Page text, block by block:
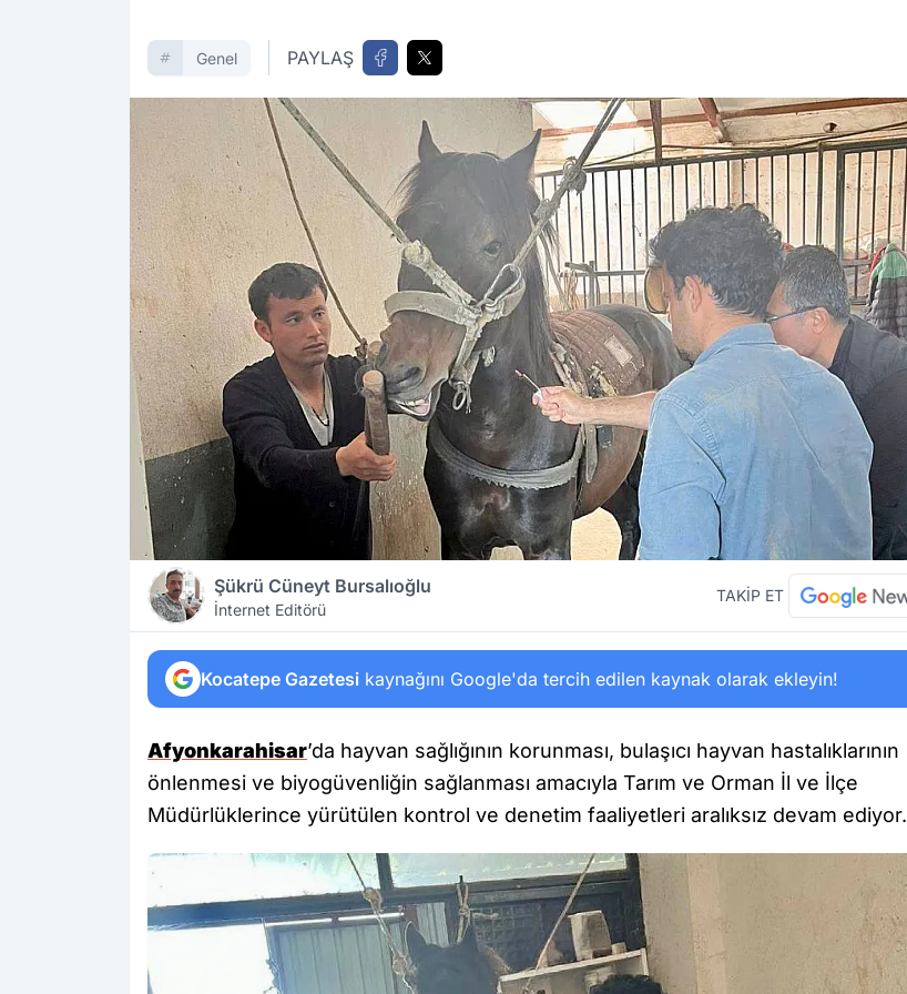
Genel PAYLAŞ
Şükrü Cüneyt Bursalıoğlu
İnternet Editörü
TAKİP ET
Kocatepe Gazetesi kaynağını Google'da tercih edilen kaynak olarak ekleyin!
Afyonkarahisar’da hayvan sağlığının korunması, bulaşıcı hayvan hastalıklarının
önlenmesi ve biyogüvenliğin sağlanması amacıyla Tarım ve Orman İl ve İlçe
Müdürlüklerince yürütülen kontrol ve denetim faaliyetleri aralıksız devam ediyor.